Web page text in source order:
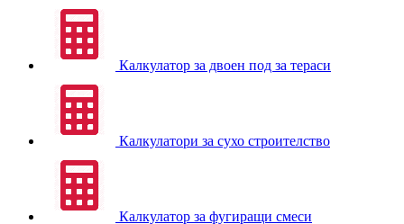
Калкулатор за двоен под за тераси
Калкулатори за сухо строителство
Калкулатор за фугиращи смеси